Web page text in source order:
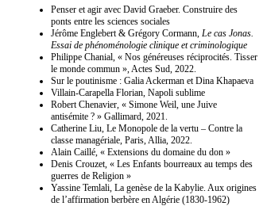
Penser et agir avec David Graeber. Construire des
ponts entre les sciences sociales
Jérôme Englebert & Grégory Cormann, Le cas Jonas.
Essai de phénoménologie clinique et criminologique
Philippe Chanial, « Nos généreuses réciprocités. Tisser
le monde commun », Actes Sud, 2022.
Sur le poutinisme : Galia Ackerman et Dina Khapaeva
Villain-Carapella Florian, Napoli sublime
Robert Chenavier, « Simone Weil, une Juive
antisémite ? » Gallimard, 2021.
Catherine Liu, Le Monopole de la vertu – Contre la
classe managériale, Paris, Allia, 2022.
Alain Caillé, « Extensions du domaine du don »
Denis Crouzet, « Les Enfants bourreaux au temps des
guerres de Religion »
Yassine Temlali, La genèse de la Kabylie. Aux origines
de l’affirmation berbère en Algérie (1830-1962)